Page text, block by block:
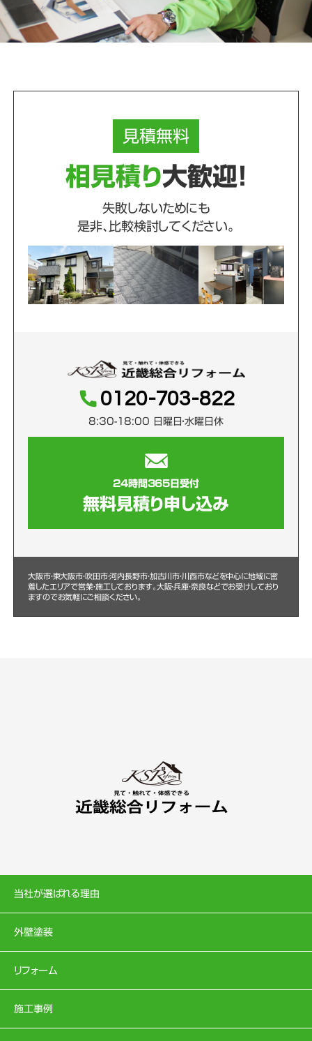
見積無料
相見積り大歓迎！
失敗しないためにも
是非、比較検討してください。
0120-703-822
8:30-18:00 日曜日・水曜日休
24時間365日受付
無料見積り申し込み
大阪市・東大阪市・吹田市・河内長野市・加古川市・川西市などを中心に地域に密
着したエリアで営業・施工しております。大阪・兵庫・奈良などでお受けしており
ますのでお気軽にご相談ください。
当社が選ばれる理由
外壁塗装
リフォーム
施工事例